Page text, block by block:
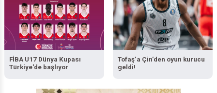
FİBA U17 Dünya Kupası
Türkiye'de başlıyor
Tofaş’a Çin’den oyun kurucu
geldi!